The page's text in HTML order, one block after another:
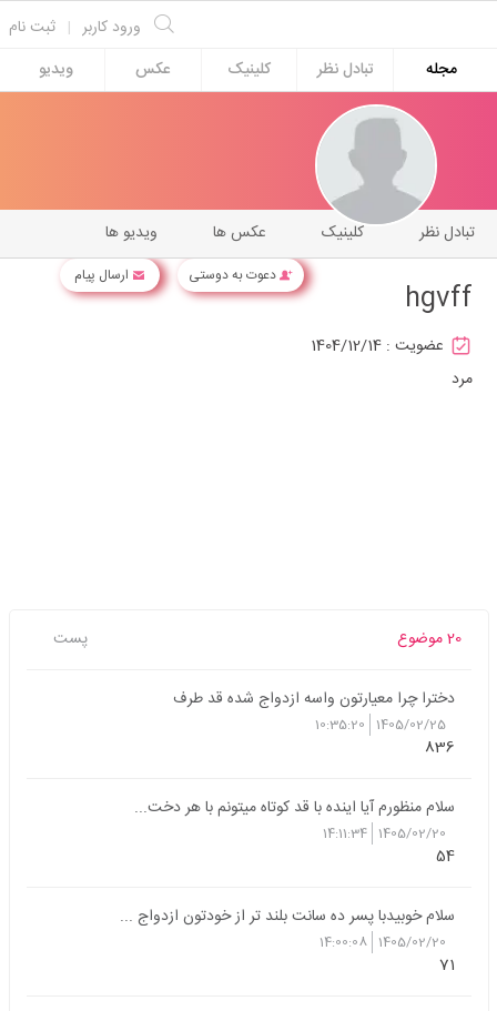
ثبت نام | ورود کاربر
مجله
تبادل نظر کلینیک عکس ویدیو
دعوت به دوستی ارسال پیام
ویدیو ها عکس ها کلینیک تبادل نظر
hgvff
عضویت : 1404/12/14
مرد
20 موضوع پست
دخترا چرا معیارتون واسه ازدواج شده قد طرف
1405/02/25
10:35:20
836
سلام منظورم آیا اینده با قد کوتاه میتونم با هر دخت...
1405/02/20
14:11:34
54
سلام خوبیدبا پسر ده سانت بلند تر از خودتون ازدواج ...
1405/02/20
14:00:08
71